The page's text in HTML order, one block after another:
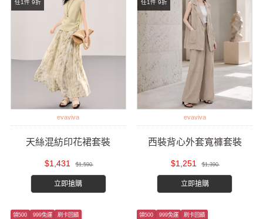
任1件 9折
evaviva
天絲混紡印花裙套裝
$1,431 $1,590
立即搶購
任1件 9折
evaviva
西裝背心外套寬褲套裝
$1,251 $1,390
立即搶購
領500 999免運 刷卡回饋 領500 999免運 刷卡回饋